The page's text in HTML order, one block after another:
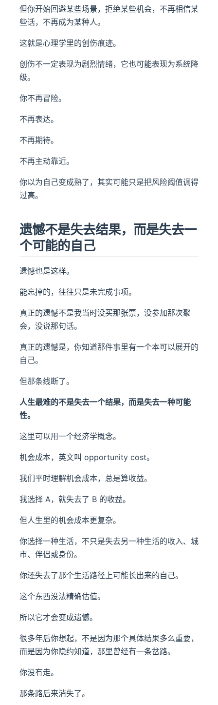
但你开始回避某些场景，拒绝某些机会，不再相信某
些话，不再成为某种人。
这就是心理学里的创伤痕迹。
创伤不一定表现为剧烈情绪，它也可能表现为系统降
级。
你不再冒险。
不再表达。
不再期待。
不再主动靠近。
你以为自己变成熟了，其实可能只是把风险阈值调得
过高。
遗憾不是失去结果，而是失去一
个可能的自己
遗憾也是这样。
能忘掉的，往往只是未完成事项。
真正的遗憾不是我当时没买那张票，没参加那次聚
会，没说那句话。
真正的遗憾是，你知道那件事里有一个本可以展开的
自己。
但那条线断了。
人生最难的不是失去一个结果，而是失去一种可能
性。
这里可以用一个经济学概念。
机会成本，英文叫 opportunity cost。
我们平时理解机会成本，总是算收益。
我选择 A，就失去了 B 的收益。
但人生里的机会成本更复杂。
你选择一种生活，不只是失去另一种生活的收入、城
市、伴侣或身份。
你还失去了那个生活路径上可能长出来的自己。
这个东西没法精确估值。
所以它才会变成遗憾。
很多年后你想起，不是因为那个具体结果多么重要，
而是因为你隐约知道，那里曾经有一条岔路。
你没有走。
那条路后来消失了。